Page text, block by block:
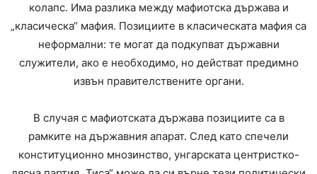
колапс. Има разлика между мафиотска държава и
„класическа“ мафия. Позициите в класическата мафия са
неформални: те могат да подкупват държавни
служители, ако е необходимо, но действат предимно
извън правителствените органи.
В случая с мафиотската държава позициите са в
рамките на държавния апарат. След като спечели
конституционно мнозинство, унгарската центристко-